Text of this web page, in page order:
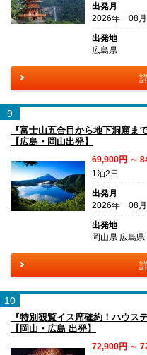
出発月
2026年 08
出発地
広島県
9
『富士山五合目から地下洞窟ま
【広島・岡山出発】
69,900円 ～
1泊2日
出発月
2026年 08
出発地
岡山県 広島県
10
『特別観覧イス席確約！ハウス
【岡山・広島 出発】
72,900円 ～